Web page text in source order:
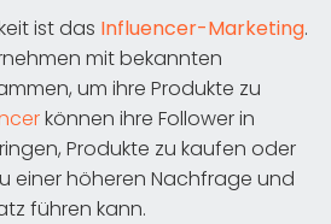
ist das Influencer-Marketing.
mit bekannten
um ihre Produkte zu
können ihre Follower in
Produkte zu kaufen oder
einer höheren Nachfrage und
führen kann.